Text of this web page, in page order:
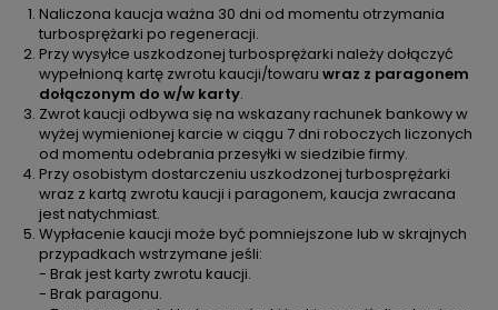
Naliczona kaucja ważna 30 dni od momentu otrzymania
turbosprężarki po regeneracji.
Przy wysyłce uszkodzonej turbosprężarki należy dołączyć
wypełnioną kartę zwrotu kaucji/towaru wraz z paragonem
dołączonym do w/w karty.
Zwrot kaucji odbywa się na wskazany rachunek bankowy w
wyżej wymienionej karcie w ciągu 7 dni roboczych liczonych
od momentu odebrania przesyłki w siedzibie firmy.
Przy osobistym dostarczeniu uszkodzonej turbosprężarki
wraz z kartą zwrotu kaucji i paragonem, kaucja zwracana
jest natychmiast.
Wypłacenie kaucji może być pomniejszone lub w skrajnych
przypadkach wstrzymane jeśli:
- Brak jest karty zwrotu kaucji.
- Brak paragonu.